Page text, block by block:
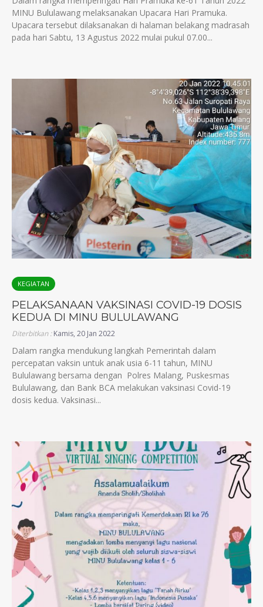
MINU Bululawang melaksanakan Upacara Hari Pramuka.
Upacara tersebut dilaksanakan di halaman belakang madrasah
pada hari Sabtu, 13 Agustus 2022 mulai pukul 07.00...
KEGIATAN
PELAKSANAAN VAKSINASI COVID-19 DOSIS
KEDUA DI MINU BULULAWANG
Diterbitkan :Kamis, 20 Jan 2022
Dalam rangka mendukung langkah Pemerintah dalam
percepatan vaksin untuk anak usia 6-11 tahun, MINU
Bululawang bersama dengan Polres Malang, Puskesmas
Bululawang, dan Bank BCA melakukan vaksinasi Covid-19
dosis kedua. Vaksinasi...